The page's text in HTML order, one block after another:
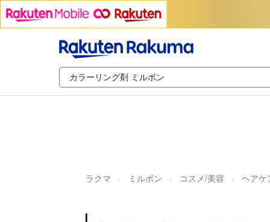
ラクマ ミルボン コスメ/美容 ヘアケ